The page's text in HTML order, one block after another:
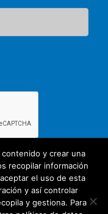
y crear una
recopilar información
el uso de esta
y así controlar
y gestiona. Para